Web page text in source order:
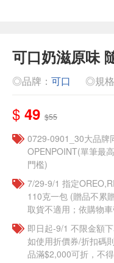
可口奶滋原味
◎品牌： 可口 ◎規
$ 49 $55
0729-0901_30大品牌
OPENPOINT(單筆最
門檻)
7/29-9/1 指定
110克一包​ (贈品不累
取貨不適用；依購物
即日起-9/1 不限金額
如使用折價券/折扣碼
品滿$2,000可折，不